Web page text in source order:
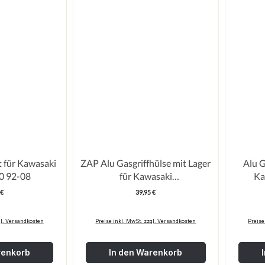
Kawasaki
KX125/250 92-08
Preis:
Versandkosten
ZAP Alu Gasgriffhülse mit Lager
für Kawasaki
KXF250/450/RMZ/YZF
Regulärer Preis:
39,95 €
Preise inkl. MwSt. zzgl. Versandkosten
In den Warenkorb
Alu